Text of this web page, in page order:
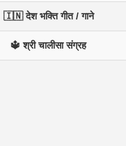
🇮🇳 देश भक्ति गीत / गाने
🔱 श्री चालीसा संग्रह